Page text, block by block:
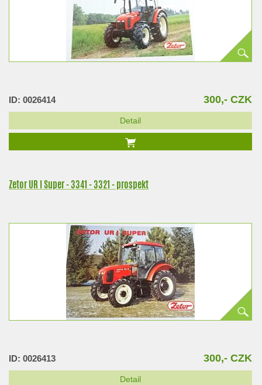
ID: 0026414 300,- CZK
Detail
Zetor UR I Super - 3341 - 3321 - prospekt
ID: 0026413 300,- CZK
Detail